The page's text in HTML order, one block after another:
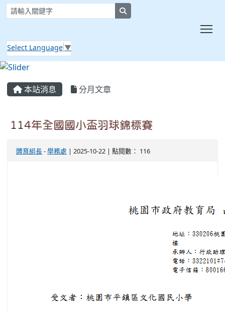
Select Language ▼
本站消息 分月文章
114年全國國小盃羽球錦標賽
體育組長-學務處 | 2025-10-22 | 點閱數： 116